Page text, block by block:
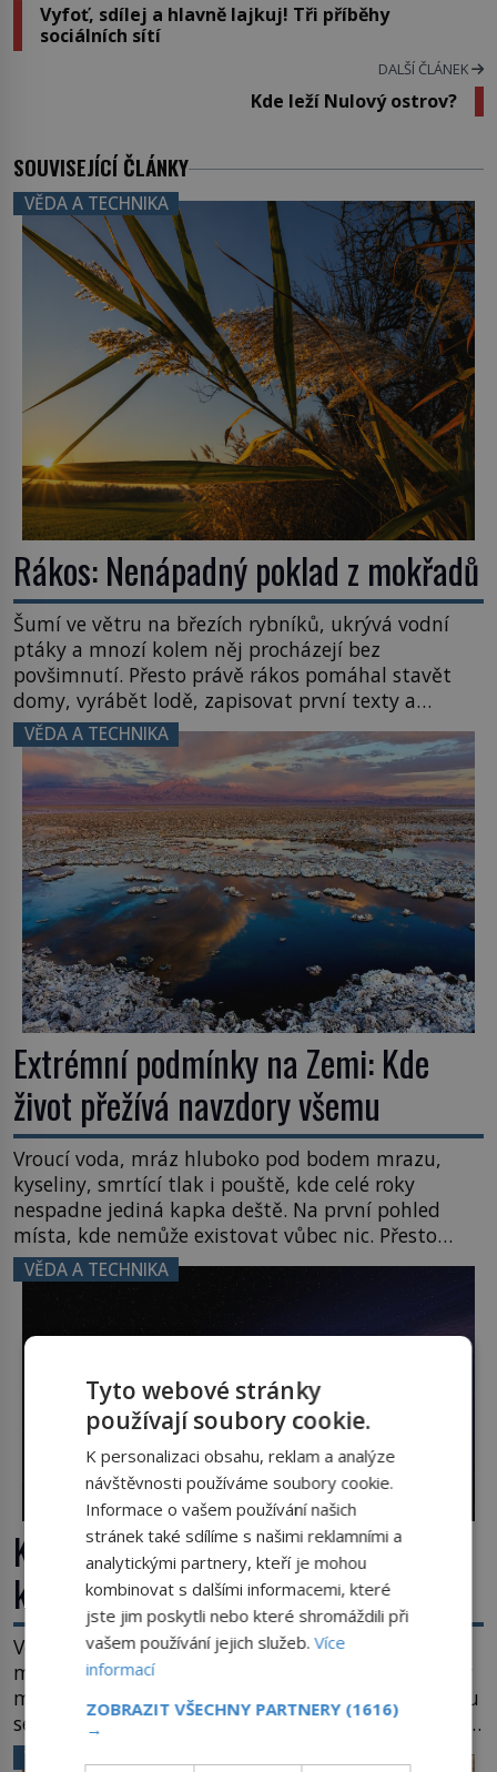
Vyfoť, sdílej a hlavně lajkuj! Tři příběhy
sociálních sítí
DALŠÍ ČLÁNEK
Kde leží Nulový ostrov?
SOUVISEJÍCÍ ČLÁNKY
VĚDA A TECHNIKA
Rákos: Nenápadný poklad z mokřadů
Šumí ve větru na březích rybníků, ukrývá vodní
ptáky a mnozí kolem něj procházejí bez
povšimnutí. Přesto právě rákos pomáhal stavět
domy, vyrábět lodě, zapisovat první texty a
inspiroval řadu pověstí. Tato skromná, ale
užitečná rostlina provází člověka už tisíce let.
Většina lidí vnímá rákos jen jako obyčejnou kulisu
letního koupání. Stačí se však podívat […]
VĚDA A TECHNIKA
Extrémní podmínky na Zemi: Kde
život přežívá navzdory všemu
Vroucí voda, mráz hluboko pod bodem mrazu,
kyseliny, smrtící tlak i pouště, kde celé roky
nespadne jediná kapka deště. Na první pohled
místa, kde nemůže existovat vůbec nic. Přesto
právě tady vědci objevují organismy, které
posouvají hranice života. Každý nový nález mění
napovídá, kde bychom jednou […]
VĚDA A TECHNIKA
Kosmická hádanka: Jaká je největší
kometa ve známém vesmíru?
Vesmír se rozpíná stále rychleji. Jenže, jak je to
možné? Současná fyzika je v koncích. Odpovědí by
mohla být hypotetická temná energie. Právě na tu
se zaměří pozornost dvojice zkušených astronomů.
Namísto ní ale objeví něco mnohem
VĚDA A TECHNIKA
Tyto webové stránky
používají soubory cookie.
K personalizaci obsahu, reklam a analýze
návštěvnosti používáme soubory cookie.
Informace o vašem používání našich
stránek také sdílíme s našimi reklamními a
analytickými partnery, kteří je mohou
kombinovat s dalšími informacemi, které
jste jim poskytli nebo které shromáždili při
vašem používání jejich služeb.Více
informací
ZOBRAZIT VŠECHNY PARTNERY (1616)
→